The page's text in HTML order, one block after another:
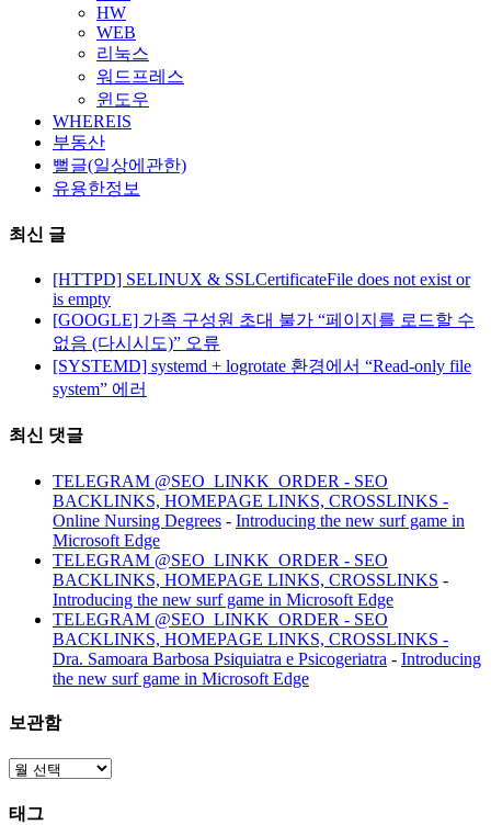
HW
WEB
리눅스
워드프레스
윈도우
WHEREIS
부동산
뻘글(일상에관한)
유용한정보
최신 글
[HTTPD] SELINUX & SSLCertificateFile does not exist or
is empty
[GOOGLE] 가족 구성원 초대 불가 “페이지를 로드할 수
없음 (다시시도)” 오류
[SYSTEMD] systemd + logrotate 환경에서 “Read-only file
system” 에러
최신 댓글
TELEGRAM @SEO_LINKK_ORDER - SEO
BACKLINKS, HOMEPAGE LINKS, CROSSLINKS -
Online Nursing Degrees - Introducing the new surf game in
Microsoft Edge
TELEGRAM @SEO_LINKK_ORDER - SEO
BACKLINKS, HOMEPAGE LINKS, CROSSLINKS -
Introducing the new surf game in Microsoft Edge
TELEGRAM @SEO_LINKK_ORDER - SEO
BACKLINKS, HOMEPAGE LINKS, CROSSLINKS -
Dra. Samoara Barbosa Psiquiatra e Psicogeriatra - Introducing
the new surf game in Microsoft Edge
보관함
보
함
태그